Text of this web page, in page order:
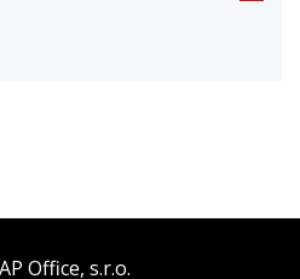
Office, s.r.o.